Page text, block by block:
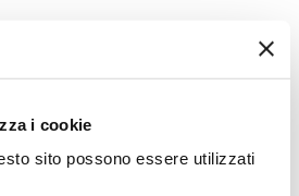
i cookie
sito possono essere utilizzati
RM